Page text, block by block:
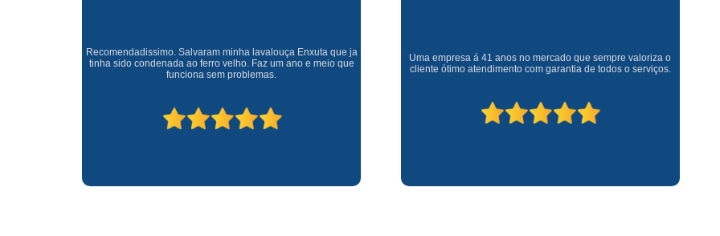
Conserto de Maquina de Lavar
Conserto Maquina de Lavar
Conserto Maquina Lavar Roupa
Uma empresa á 41 anos no mercado que sempre valoriza o
cliente ótimo atendimento com garantia de todos o serviços.
telefônico (q hj infelizmente é um problema), e a eficiência do
técnico Sr Henrique na solução do problema da minha lava e
seca q minha família não vive mais sem. #recomendo os